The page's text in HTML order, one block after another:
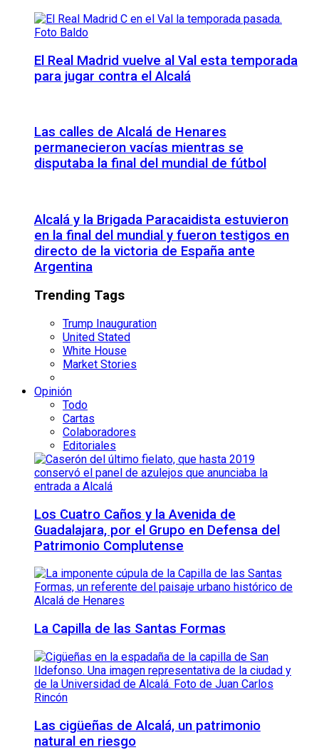
El Real Madrid vuelve al Val esta temporada
para jugar contra el Alcalá
Las calles de Alcalá de Henares
permanecieron vacías mientras se
disputaba la final del mundial de fútbol
Alcalá y la Brigada Paracaidista estuvieron
en la final del mundial y fueron testigos en
directo de la victoria de España ante
Argentina
Trending Tags
Trump Inauguration
United Stated
White House
Market Stories
Opinión
Todo
Cartas
Colaboradores
Editoriales
Los Cuatro Caños y la Avenida de
Guadalajara, por el Grupo en Defensa del
Patrimonio Complutense
La Capilla de las Santas Formas
Las cigüeñas de Alcalá, un patrimonio
natural en riesgo